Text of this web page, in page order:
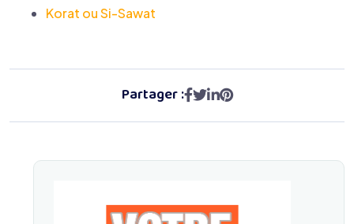
Korat ou Si-Sawat
Partager :